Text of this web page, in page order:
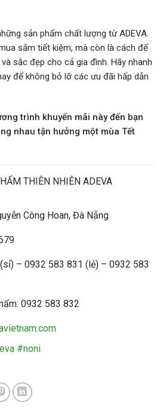
sản phẩm chất lượng từ ADEVA.
sắm tiết kiệm, mà còn là cách để
sắc đẹp cho cả gia đình. Hãy nhanh
để không bỏ lỡ các ưu đãi hấp dẫn
trình khuyến mãi này đến bạn
nhau tận hưởng một mùa Tết
THIÊN NHIÊN ADEVA
Công Hoan, Đà Nẵng
– 0932 583 831 (lẻ) – 0932 583
0932 583 832
#noni